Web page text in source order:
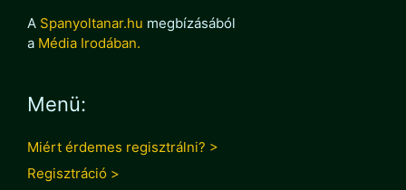
A Spanyoltanar.hu megbízásából
a Média Irodában.
Menü:
Miért érdemes regisztrálni? >
Regisztráció >